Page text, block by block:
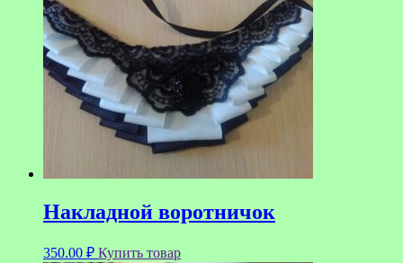
Накладной воротничок
350.00 ₽ Купить товар